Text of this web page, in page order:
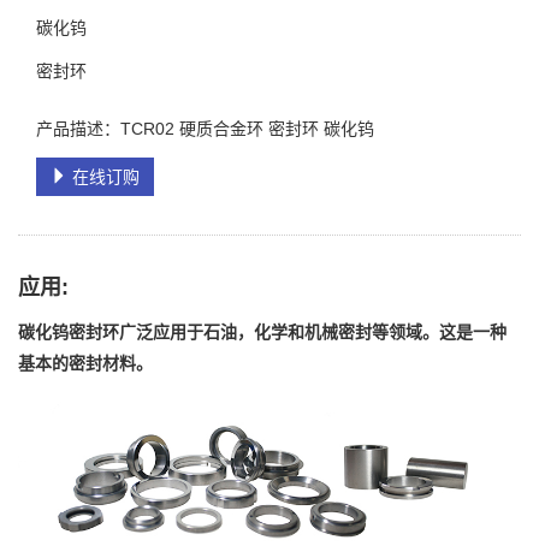
碳化钨
密封环
产品描述：TCR02 硬质合金环 密封环 碳化钨
在线订购
应用:
碳化钨密封环广泛应用于石油，化学和机械密封等领域。这是一种
基本的密封材料。